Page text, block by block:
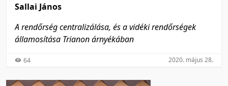
Sallai János
A rendőrség centralizálása, és a vidéki rendőrségek
államosítása Trianon árnyékában
64 2020. május 28.